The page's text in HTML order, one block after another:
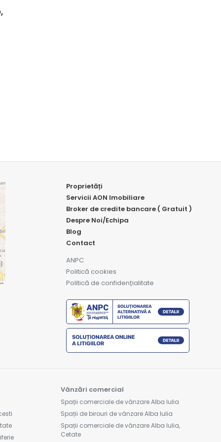
Proprietăți
Servicii AON Imobiliare
Broker de credite bancare ( Gratuit )
Despre Noi/Echipa
Blog
Contact
ANPC
Politică cookies
Politică de confidențialitate
Vânzări comercial
Spații comerciale de vânzare Alba Iulia
Spații de birouri de vânzare Alba Iulia
Spații comerciale de vânzare Alba Iulia,
Cetate